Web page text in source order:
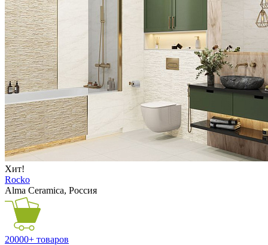
Хит!
Rocko
Alma Ceramica, Россия
20000+ товаров